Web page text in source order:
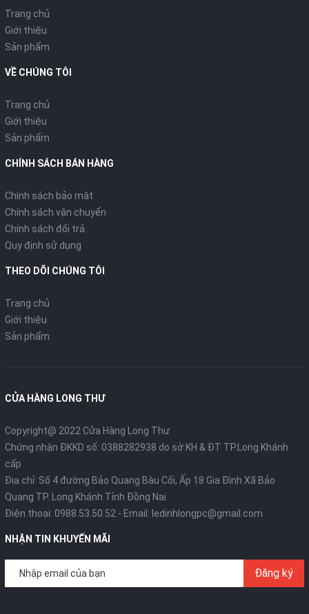
Trang chủ
Giới thiệu
Sản phẩm
VỀ CHÚNG TÔI
Trang chủ
Giới thiệu
Sản phẩm
CHÍNH SÁCH BÁN HÀNG
Chính sách bảo mật
Chính sách vận chuyển
Chính sách đổi trả
Quy định sử dụng
THEO DÕI CHÚNG TÔI
Trang chủ
Giới thiệu
Sản phẩm
CỬA HÀNG LONG THƯ
Copyright@ 2022 Cửa Hàng Long Thư
Chứng nhận ĐKKD số: 0388282938 do sở KH & ĐT TP.Long Khánh
cấp
Địa chỉ: Số 4 đường Bảo Quang Bàu Cối, Ấp 18 Gia Đình Xã Bảo
Quang TP. Long Khánh Tỉnh Đồng Nai
Điện thoại: 0988.53.50.52 - Email: ledinhlongpc@gmail.com
NHẬN TIN KHUYẾN MÃI
Đăng ký